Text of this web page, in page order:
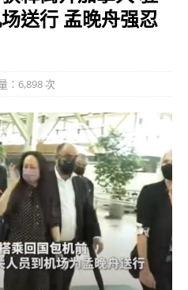
送行 孟晚舟强忍
：6,898 次